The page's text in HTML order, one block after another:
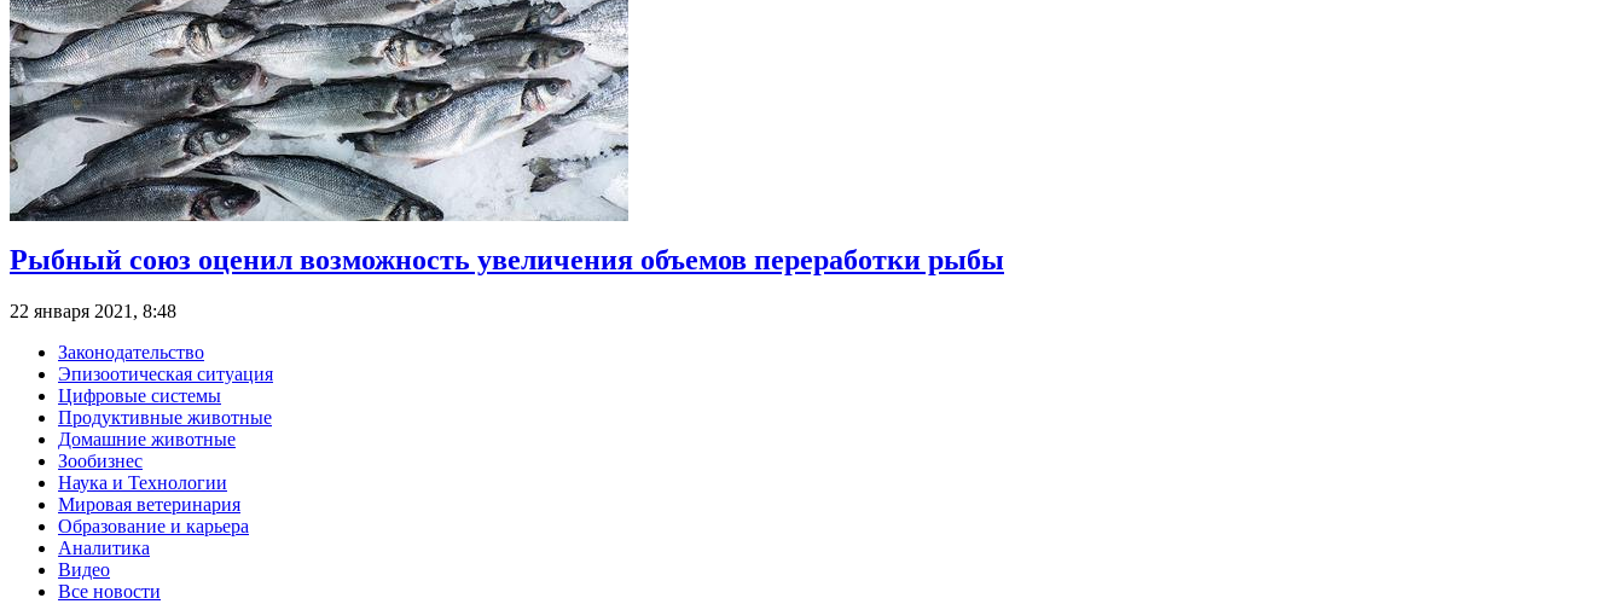
Рыбный союз оценил возможность увеличения объемов переработки рыбы
22 января 2021, 8:48
Законодательство
Эпизоотическая ситуация
Цифровые системы
Продуктивные животные
Домашние животные
Зообизнес
Наука и Технологии
Мировая ветеринария
Образование и карьера
Аналитика
Видео
Все новости